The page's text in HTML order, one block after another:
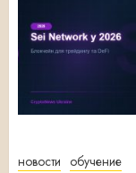
новости обучение